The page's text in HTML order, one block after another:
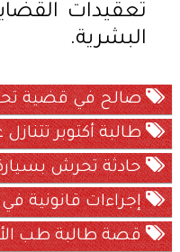
تعقيدات
البشرية.
صالح في قضية
طالبة أكتوبر
حادثة تحرش
إجراءات قانونية
قصة طالبة طب